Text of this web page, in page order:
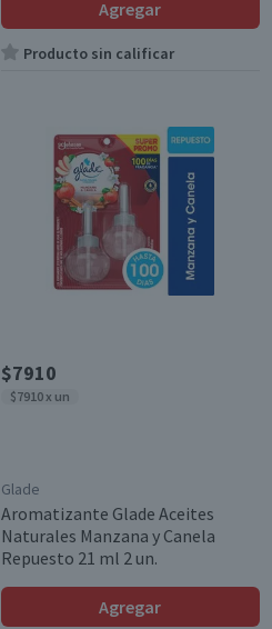
Agregar
Producto sin calificar
$7910
$7910 x un
Glade
Aromatizante Glade Aceites
Naturales Manzana y Canela
Repuesto 21 ml 2 un.
Agregar